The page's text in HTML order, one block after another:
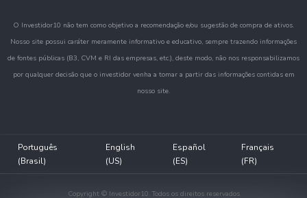
O Investidor10 não tem como objetivo a recomendação e/ou sugestão de compra de ativos.
Nosso site possui caráter meramente informativo e educativo, sempre trazendo informações
de fontes públicas (B3, CVM e RI das empresas, etc.), deste modo, não nos responsabilizamos
por qualquer decisão que o investidor venha a tomar a partir das informações contidas em
nosso site.
Português
(Brasil)
English
(US)
Español
(ES)
Français
(FR)
Copyright © Investidor10. Todos os direitos reservados